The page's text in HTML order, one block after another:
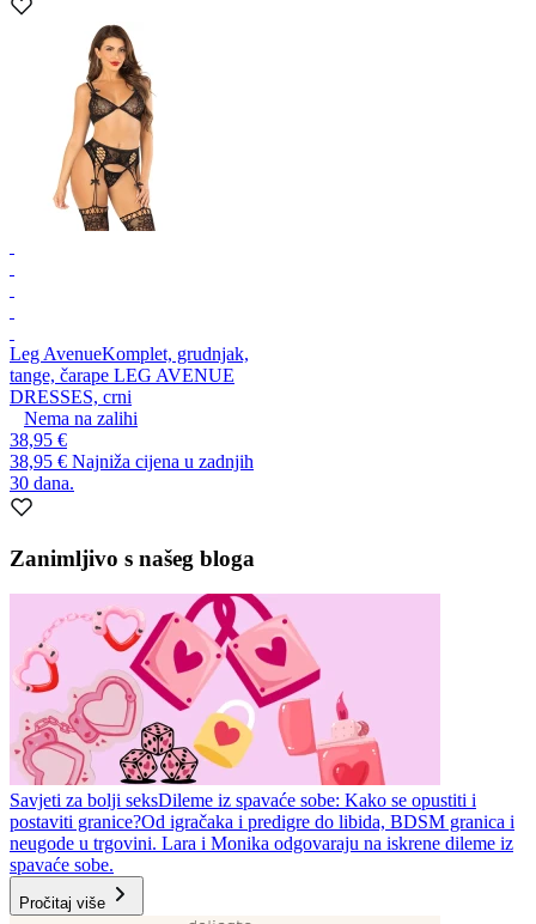
Leg AvenueKomplet, grudnjak,
tange, čarape LEG AVENUE
DRESSES, crni
Nema na zalihi
38,95 €
38,95 € Najniža cijena u zadnjih
30 dana.
Zanimljivo s našeg bloga
Savjeti za bolji seksDileme iz spavaće sobe: Kako se opustiti i
postaviti granice?Od igračaka i predigre do libida, BDSM granica i
neugode u trgovini. Lara i Monika odgovaraju na iskrene dileme iz
spavaće sobe.
Pročitaj više